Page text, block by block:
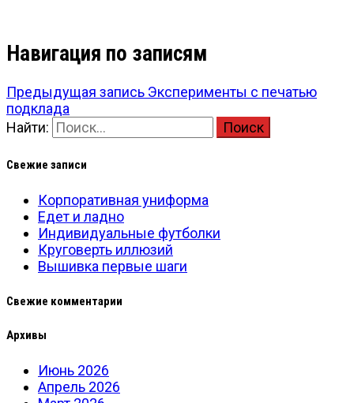
Навигация по записям
Предыдущая запись Эксперименты с печатью
подклада
Найти:
Свежие записи
Корпоративная униформа
Едет и ладно
Индивидуальные футболки
Круговерть иллюзий
Вышивка первые шаги
Свежие комментарии
Архивы
Июнь 2026
Апрель 2026